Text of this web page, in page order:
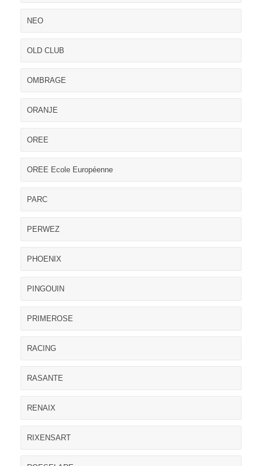
NEO
OLD CLUB
OMBRAGE
ORANJE
OREE
OREE Ecole Européenne
PARC
PERWEZ
PHOENIX
PINGOUIN
PRIMEROSE
RACING
RASANTE
RENAIX
RIXENSART